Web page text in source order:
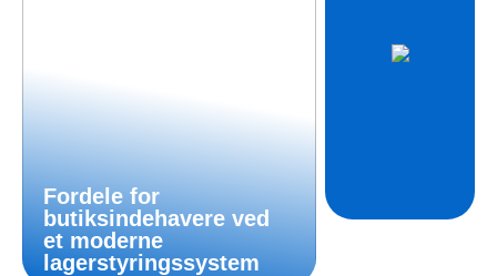
Fordele for
butiksindehavere ved
et moderne
lagerstyringssystem